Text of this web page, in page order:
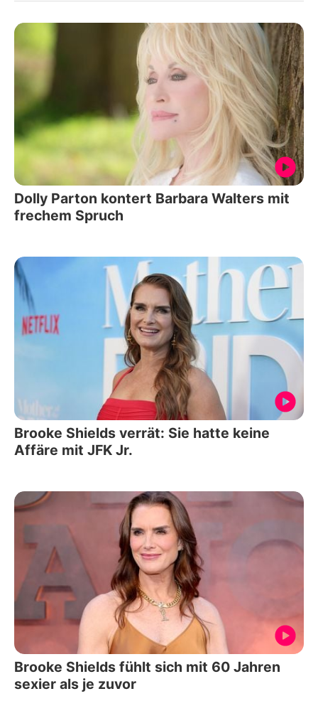
Dolly Parton kontert Barbara Walters mit
frechem Spruch
Brooke Shields verrät: Sie hatte keine
Affäre mit JFK Jr.
Brooke Shields fühlt sich mit 60 Jahren
sexier als je zuvor